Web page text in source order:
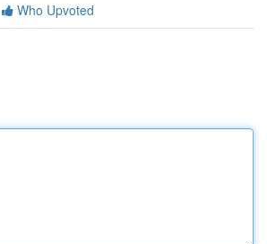
Who Upvoted